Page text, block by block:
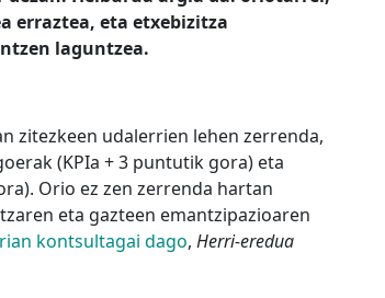
erraztea, eta etxebizitza
laguntzea.
zitezkeen udalerrien lehen zerrenda,
(KPIa + 3 puntutik gora) eta
Orio ez zen zerrenda hartan
eta gazteen emantzipazioaren
kontsultagai dago, Herri-eredua